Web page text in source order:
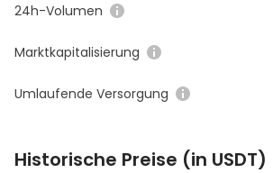
24h-Volumen
Marktkapitalisierung
Umlaufende Versorgung
Historische Preise (in USDT)